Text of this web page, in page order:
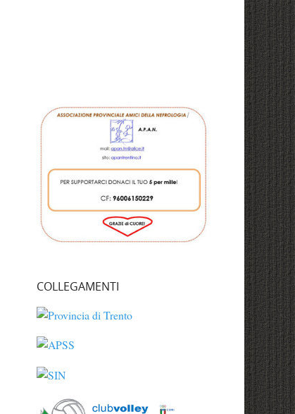
COLLEGAMENTI